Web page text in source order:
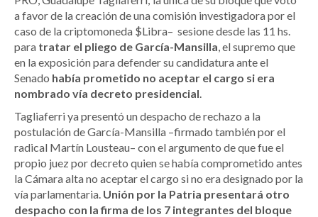
a favor de la creación de una comisión investigadora por el
caso de la criptomoneda $Libra– sesione desde las 11 hs.
para tratar el pliego de García-Mansilla, el supremo que
en la exposición para defender su candidatura ante el
Senado había prometido no aceptar el cargo si era
nombrado vía decreto presidencial.
Tagliaferri ya presentó un despacho de rechazo a la
postulación de García-Mansilla –firmado también por el
radical Martín Lousteau– con el argumento de que fue el
propio juez por decreto quien se había comprometido antes
la Cámara alta no aceptar el cargo si no era designado por la
vía parlamentaria. Unión por la Patria presentará otro
despacho con la firma de los 7 integrantes del bloque